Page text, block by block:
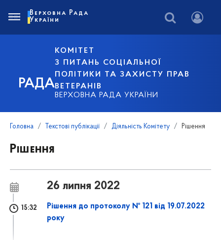
РАДА
КОМІТЕТ
З ПИТАНЬ СОЦІАЛЬНОЇ
ПОЛІТИКИ ТА ЗАХИСТУ ПРАВ
ВЕТЕРАНІВ
ВЕРХОВНА РАДА УКРАЇНИ
Верховна Рада
України
Головна Текстові публікації Діяльність Комітету Рішення
Рішення
26 липня 2022
15:32
Рішення до протоколу № 121 від 19.07.2022
року